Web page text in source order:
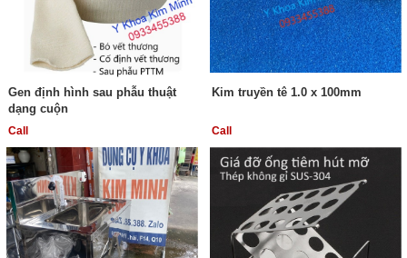
Gen định hình sau phẫu thuật
dạng cuộn
Call
Kim truyền tê 1.0 x 100mm
Call